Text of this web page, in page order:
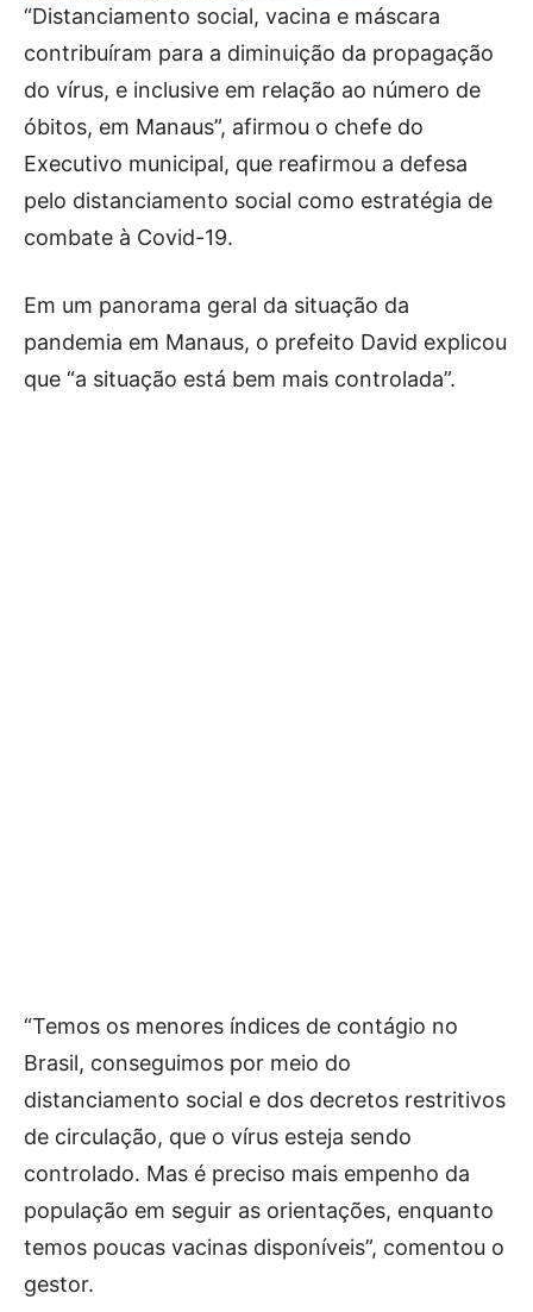
“Distanciamento social, vacina e máscara
contribuíram para a diminuição da propagação
do vírus, e inclusive em relação ao número de
óbitos, em Manaus”, afirmou o chefe do
Executivo municipal, que reafirmou a defesa
pelo distanciamento social como estratégia de
combate à Covid-19.
Em um panorama geral da situação da
pandemia em Manaus, o prefeito David explicou
que “a situação está bem mais controlada”.
“Temos os menores índices de contágio no
Brasil, conseguimos por meio do
distanciamento social e dos decretos restritivos
de circulação, que o vírus esteja sendo
controlado. Mas é preciso mais empenho da
população em seguir as orientações, enquanto
temos poucas vacinas disponíveis”, comentou o
gestor.